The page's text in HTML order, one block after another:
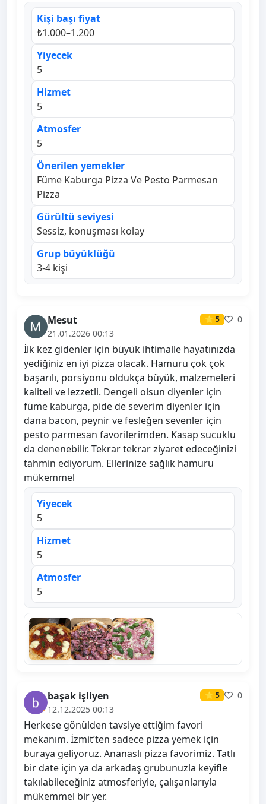
Kişi başı fiyat
₺1.000–1.200
Yiyecek
5
Hizmet
5
Atmosfer
5
Önerilen yemekler
Füme Kaburga Pizza Ve Pesto Parmesan
Pizza
Gürültü seviyesi
Sessiz, konuşması kolay
Grup büyüklüğü
3-4 kişi
Mesut ⭐ 5
0
21.01.2026 00:13
İlk kez gidenler için büyük ihtimalle hayatınızda
yediğiniz en iyi pizza olacak. Hamuru çok çok
başarılı, porsiyonu oldukça büyük, malzemeleri
kaliteli ve lezzetli. Dengeli olsun diyenler için
füme kaburga, pide de severim diyenler için
dana bacon, peynir ve fesleğen sevenler için
pesto parmesan favorilerimden. Kasap sucuklu
da denenebilir. Tekrar tekrar ziyaret edeceğinizi
tahmin ediyorum. Ellerinize sağlık hamuru
mükemmel
Yiyecek
5
Hizmet
5
Atmosfer
5
başak işliyen ⭐ 5
0
12.12.2025 00:13
Herkese gönülden tavsiye ettiğim favori
mekanım. İzmit’ten sadece pizza yemek için
buraya geliyoruz. Ananaslı pizza favorimiz. Tatlı
bir date için ya da arkadaş grubunuzla keyifle
takılabileceğiniz atmosferiyle, çalışanlarıyla
mükemmel bir yer.